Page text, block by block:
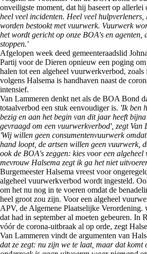
onveiligste moment, dat hij baseert op allerlei
heel veel incidenten. Heel veel hulpverleners,
worden bestookt met vuurwerk. Vuurwerk
het wordt gericht op onze BOA's en agenten,
stoppen.'
Afgelopen week deed gemeenteraadslid
Partij voor de Dieren opnieuw een poging om
halen tot een algeheel vuurwerkverbod,
volgens Halsema is handhaven naast de
intensief.
Van Lammeren denkt net als de BOA Bond
totaalverbod een stuk eenvoudiger is. 'Ik ben
bezig en aan het begin van dit jaar heeft
gevraagd om een vuurwerkverbod', zegt Van
'Wij willen geen consumentenvuurwerk
hand loopt, de artsen willen geen vuurwerk,
ook de BOA's zeggen: kies voor een
mevrouw Halsema zegt ik ga het niet
Burgemeester Halsema vreest voor
algeheel vuurwerkverbod wordt ingesteld.
om het nu nog in te voeren omdat de
heel groot zou zijn. Voor een algeheel
APV, de Algemene Plaatselijke Verordening.
dat had in september al moeten gebeuren. In
vóór de corona-uitbraak al op orde, zegt
Van Lammeren vindt de argumenten van
dat ze zegt: nu zijn we te laat, maar dat komt